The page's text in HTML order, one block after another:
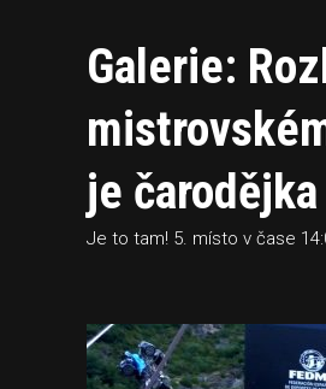
Galerie:
je čarodějka
Je to tam! 5. místo v čase